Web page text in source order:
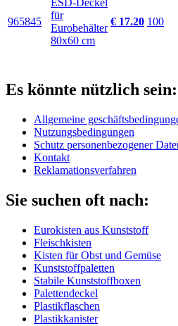
965845
ESD-Deckel
für
Eurobehälter
80x60 cm
€ 17.20 100
Es könnte nützlich sein:
Allgemeine
Nutzungsbedingungen
Schutz personenbezogener
Kontakt
Reklamationsverfahren
Sie suchen oft nach:
Eurokisten aus Kunststoff
Fleischkisten
Kisten für Obst und Gemüse
Kunststoffpaletten
Stabile Kunststoffboxen
Palettendeckel
Plastikflaschen
Plastikkanister